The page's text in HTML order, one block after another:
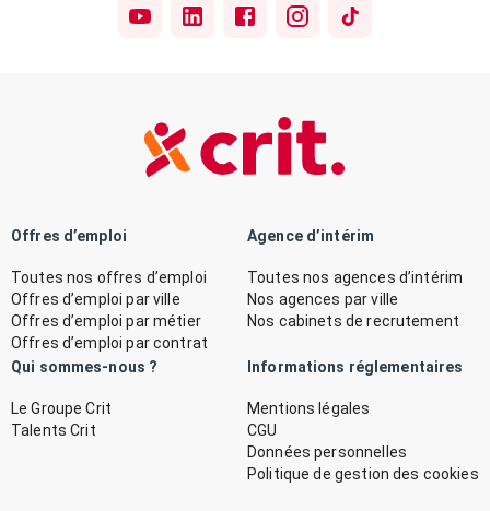
Offres d’emploi
Toutes nos offres d’emploi
Offres d’emploi par ville
Offres d’emploi par métier
Offres d’emploi par contrat
Agence d’intérim
Toutes nos agences d’intérim
Nos agences par ville
Nos cabinets de recrutement
Qui sommes-nous ?
Le Groupe Crit
Talents Crit
Informations réglementaires
Mentions légales
CGU
Données personnelles
Politique de gestion des cookies